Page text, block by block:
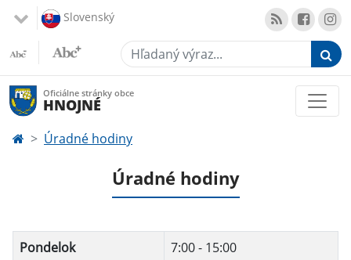
Slovenský
Hľadaný výraz...
Oficiálne stránky obce
HNOJNÉ
Úradné hodiny
Úradné hodiny
Pondelok
7:00 - 15:00